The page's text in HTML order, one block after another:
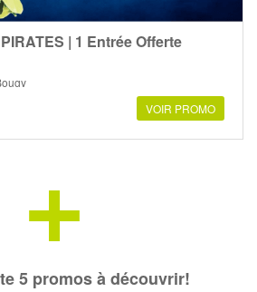
| 1 Entrée Offerte
VOIR PROMO
+
5 promos à découvrir!